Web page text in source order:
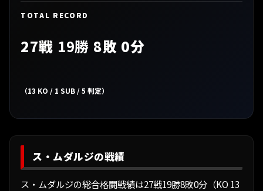
TOTAL RECORD
27戦 19勝 8敗 0分
（13 KO / 1 SUB / 5 判定）
ス・ムダルジの戦績
ス・ムダルジの総合格闘戦績は27戦19勝8敗0分（KO 13